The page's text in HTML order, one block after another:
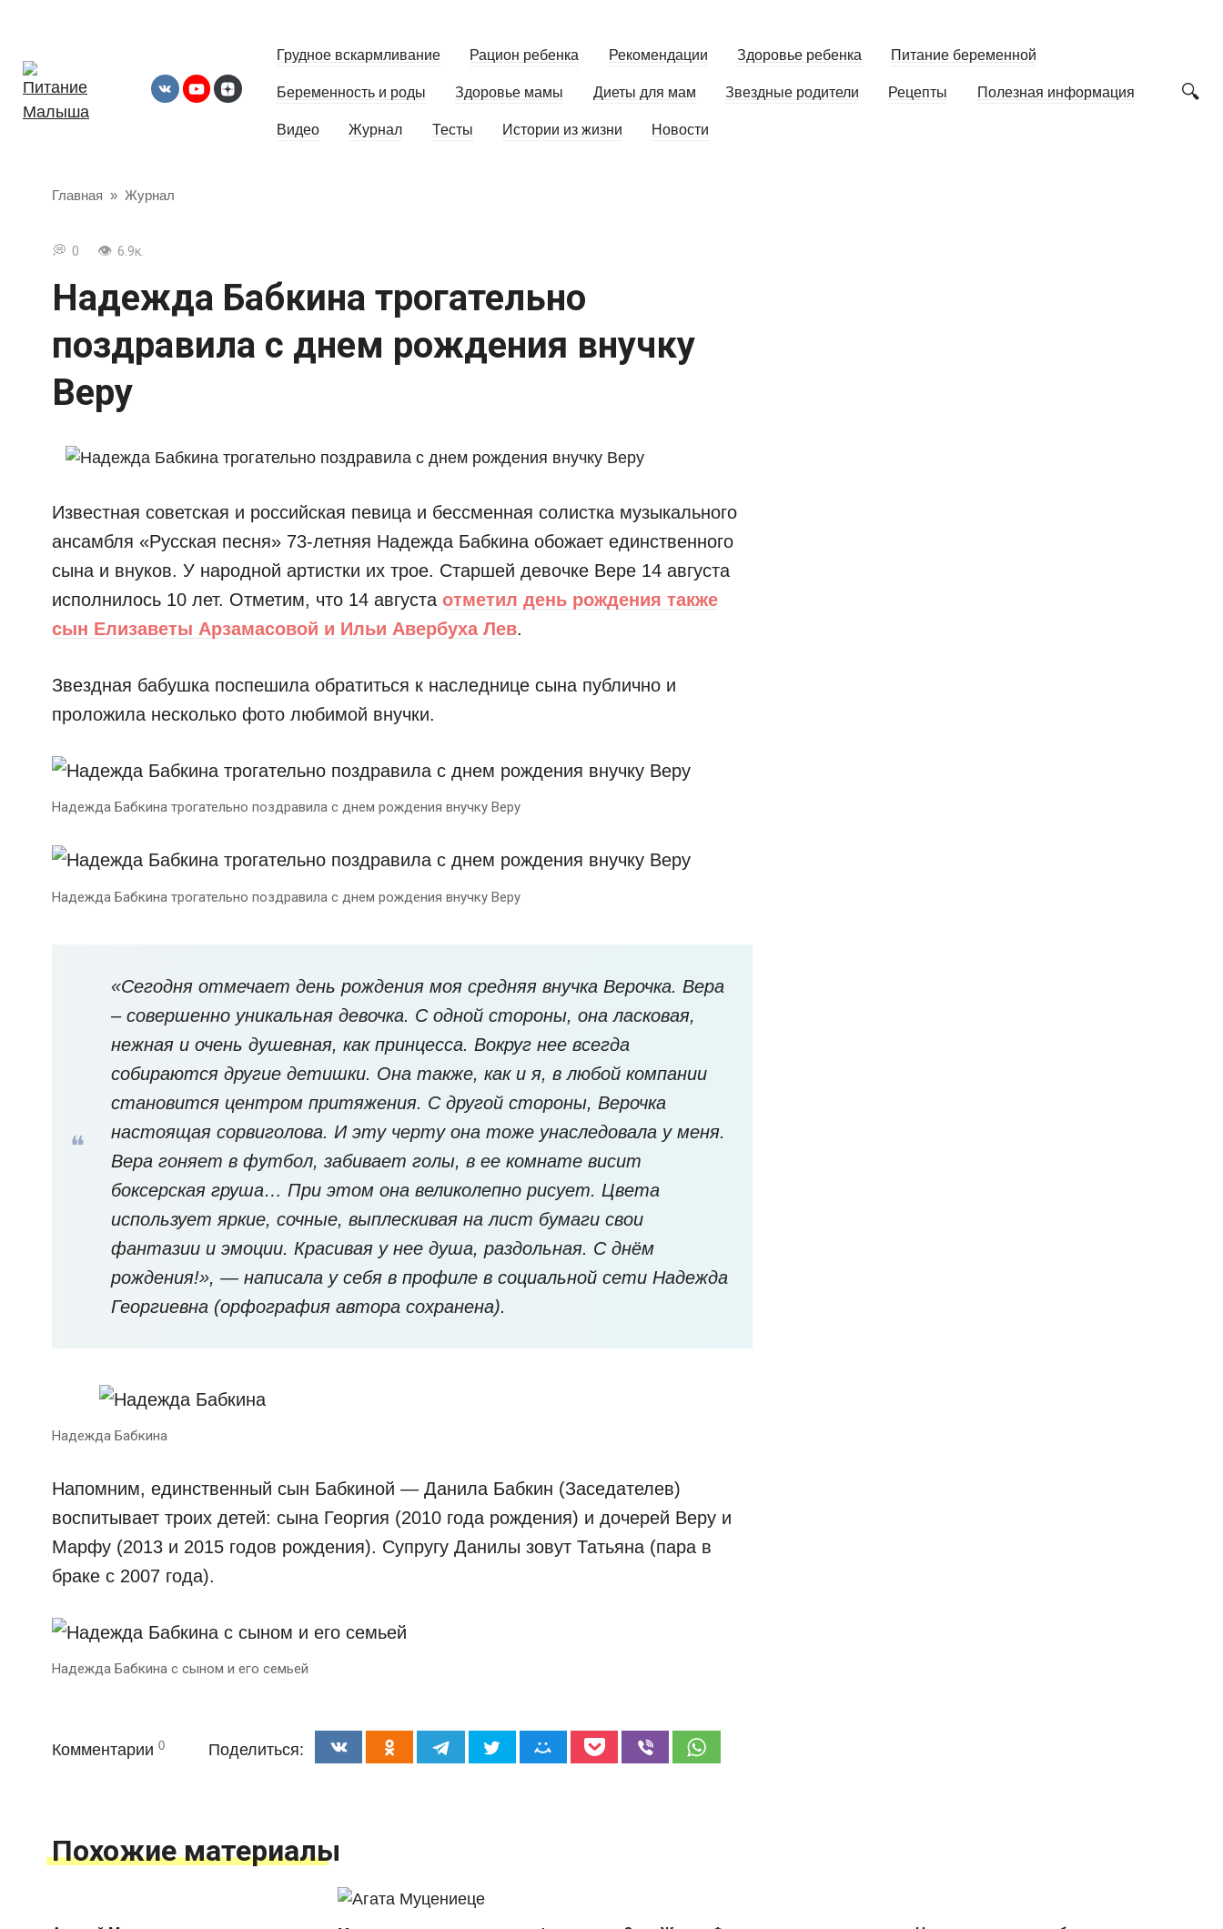
контенту
Грудное вскармливание Рацион ребенка Рекомендации Здоровье ребенка Питание беременной
Беременность и роды Здоровье мамы Диеты для мам Звездные родители Рецепты Полезная информация
Видео Журнал Тесты Истории из жизни Новости
Главная » Журнал
0 6.9к.
Надежда Бабкина трогательно
поздравила с днем рождения внучку
Веру
Известная советская и российская певица и бессменная солистка музыкального
ансамбля «Русская песня» 73-летняя Надежда Бабкина обожает единственного
сына и внуков. У народной артистки их трое. Старшей девочке Вере 14 августа
исполнилось 10 лет. Отметим, что 14 августа отметил день рождения также
сын Елизаветы Арзамасовой и Ильи Авербуха Лев.
Звездная бабушка поспешила обратиться к наследнице сына публично и
проложила несколько фото любимой внучки.
Надежда Бабкина трогательно поздравила с днем рождения внучку Веру
Надежда Бабкина трогательно поздравила с днем рождения внучку Веру
«Сегодня отмечает день рождения моя средняя внучка Верочка. Вера
– совершенно уникальная девочка. С одной стороны, она ласковая,
нежная и очень душевная, как принцесса. Вокруг нее всегда
собираются другие детишки. Она также, как и я, в любой компании
становится центром притяжения. С другой стороны, Верочка
настоящая сорвиголова. И эту черту она тоже унаследовала у меня.
Вера гоняет в футбол, забивает голы, в ее комнате висит
боксерская груша… При этом она великолепно рисует. Цвета
использует яркие, сочные, выплескивая на лист бумаги свои
фантазии и эмоции. Красивая у нее душа, раздольная. С днём
рождения!», — написала у себя в профиле в социальной сети Надежда
Георгиевна (орфография автора сохранена).
Надежда Бабкина
Напомним, единственный сын Бабкиной — Данила Бабкин (Заседателев)
воспитывает троих детей: сына Георгия (2010 года рождения) и дочерей Веру и
Марфу (2013 и 2015 годов рождения). Супругу Данилы зовут Татьяна (пара в
браке с 2007 года).
Надежда Бабкина с сыном и его семьей
Комментарии 0 Поделиться:
Похожие материалы